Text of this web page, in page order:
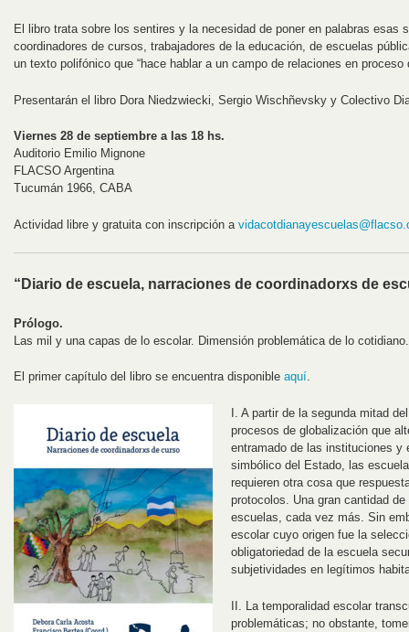
El libro trata sobre los sentires y la necesidad de poner en palabras esas
coordinadores de cursos, trabajadores de la educación, de escuelas
un texto polifónico que “hace hablar a un campo de relaciones en proceso
Presentarán el libro Dora Niedzwiecki, Sergio Wischñevsky y Colectivo
Viernes 28 de septiembre a las 18 hs.
Auditorio Emilio Mignone
FLACSO Argentina
Tucumán 1966, CABA
Actividad libre y gratuita con inscripción a
“Diario de escuela, narraciones de coordinadorxs de
Prólogo.
Las mil y una capas de lo escolar. Dimensión problemática de lo cotidiano.
El primer capítulo del libro se encuentra disponible aquí.
I. A partir de la segunda mitad
procesos de globalización que
entramado de las instituciones y
simbólico del Estado, las
requieren otra cosa que
protocolos. Una gran cantidad
escuelas, cada vez más. Sin
escolar cuyo origen fue la
obligatoriedad de la escuela
subjetividades en legítimos
II. La temporalidad escolar
problemáticas; no obstante,